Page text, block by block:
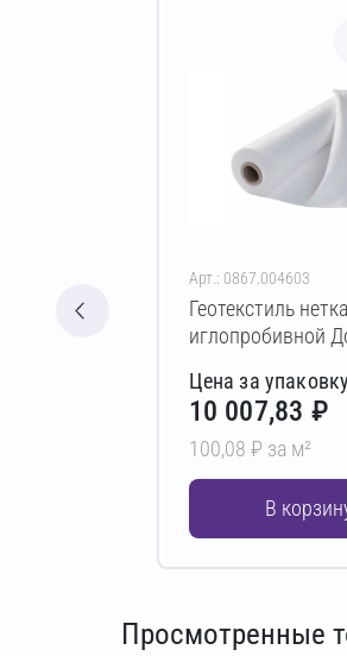
Арт.: 0867.004603
Геотекстиль
иглопробивной
Цена за упаковку
10 007,83 ₽
100,08 ₽ за м²
В
Просмотренные